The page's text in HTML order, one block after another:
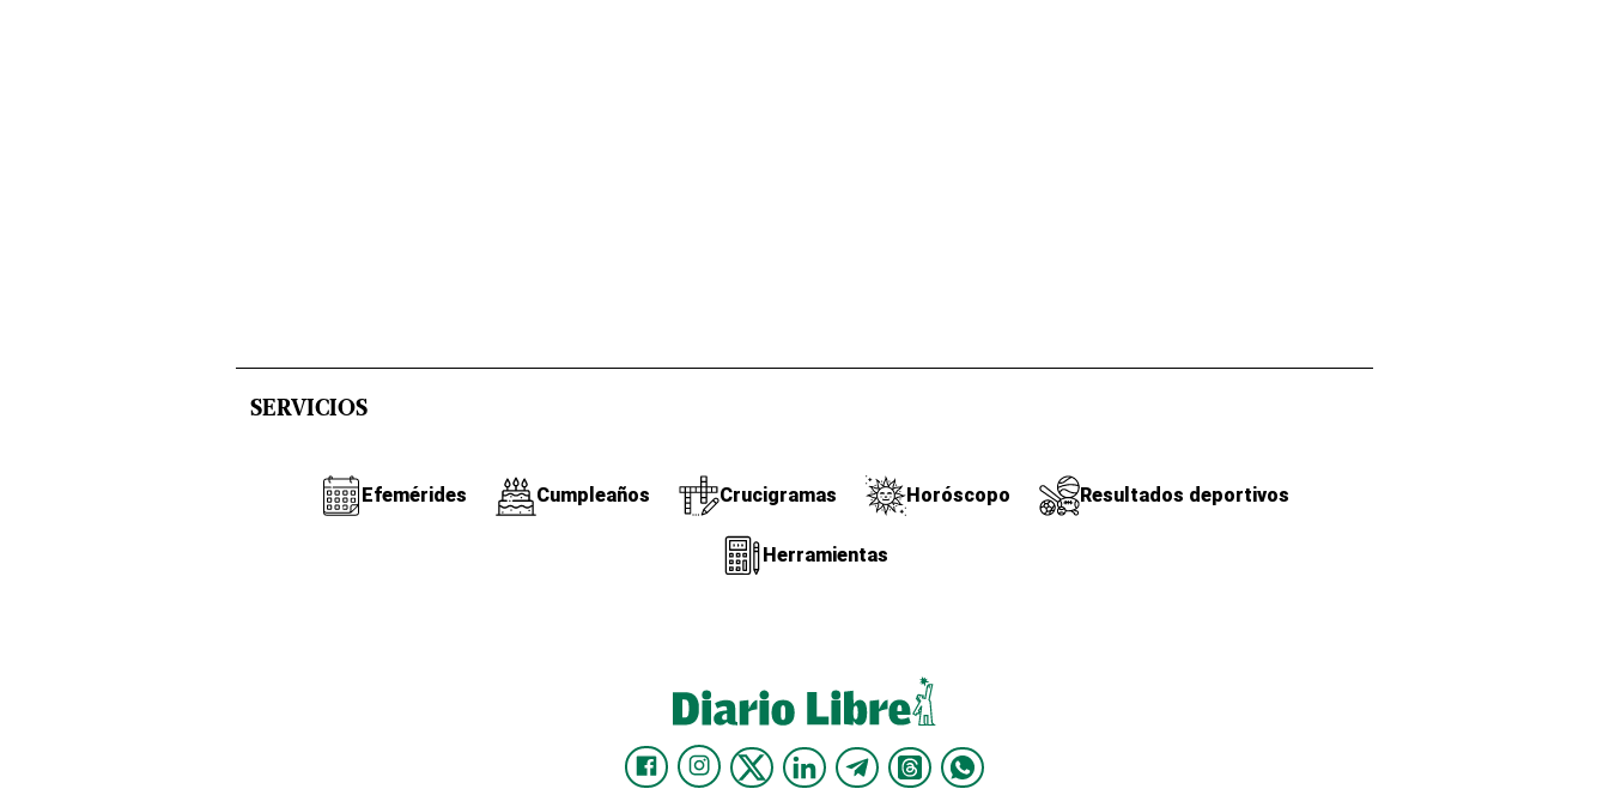
SERVICIOS
Efemérides Cumpleaños Crucigramas Horóscopo Resultados deportivos
Herramientas